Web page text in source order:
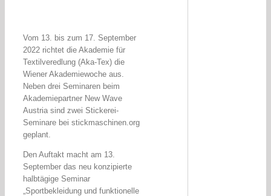
Wissen
Product Guide
Jobshop
Suche
nach:
Vom 13. bis zum 17. September
2022 richtet die Akademie für
Textilveredlung (Aka-Tex) die
Wiener Akademiewoche aus.
Neben drei Seminaren beim
Akademiepartner New Wave
Austria sind zwei Stickerei-
Seminare bei stickmaschinen.org
geplant.
Den Auftakt macht am 13.
September das neu konzipierte
halbtägige Seminar
„Sportbekleidung und funktionelle